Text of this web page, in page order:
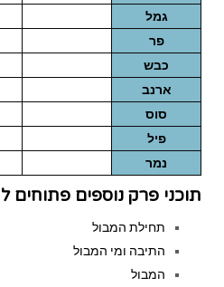
גמל
פר
כבש
ארנב
סוס
פיל
נמר
תוכני פרק נוספים פתוחים
תחילת המבול
התיבה ומי המבול
המבול